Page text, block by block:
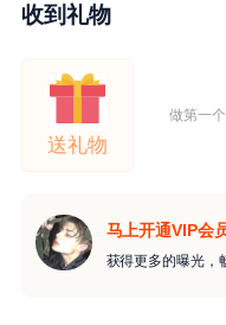
收到礼物
送礼物
做第一
马上开通VIP会
获得更多的曝光，